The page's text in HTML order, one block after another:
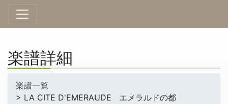
楽譜詳細
楽譜一覧
> LA CITE D'EMERAUDE エメラルドの都